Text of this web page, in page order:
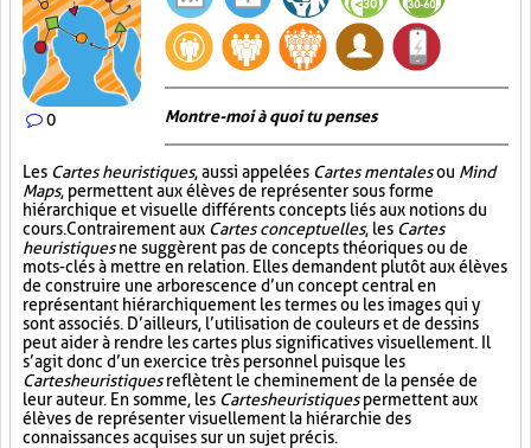
0 Montre-moi à quoi tu penses
Les Cartes heuristiques, aussi appelées Cartes mentalesou Mind
Maps, permettent aux élèves de représenter sous forme
hiérarchique et visuelle différents concepts liés aux notions du
cours. Contrairement aux Cartes conceptuelles, les Cartes
heuristiquesne suggèrent pas de concepts théoriques ou de
mots-clés à mettre en relation. Elles demandent plutôt aux élèves
de construire une arborescence d’un concept central en
représentant hiérarchiquement les termes ou les images qui y
sont associés. D’ailleurs, l’utilisation de couleurs et de dessins
peut aider à rendre les cartes plus significatives visuellement. Il
s’agit donc d’un exercice très personnel puisque les
Cartes heuristiquesreflètent le cheminement de la pensée de
leur auteur. En somme, les Cartes heuristiquespermettent aux
élèves de représenter visuellement la hiérarchie des
connaissances acquises sur un sujet précis.